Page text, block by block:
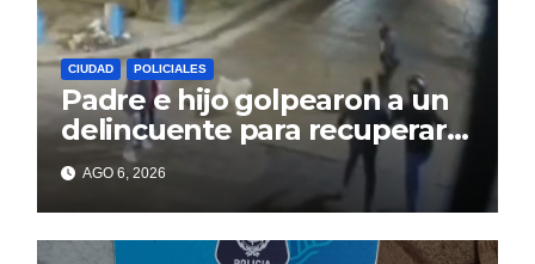
CIUDAD POLICIALES
Padre e hijo golpearon a un
delincuente para recuperar
un celular robado en Berisso
AGO 6, 2026